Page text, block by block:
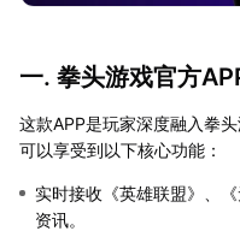
一. 拳头游戏官方
这款APP是玩家深度融入拳
可以享受到以下核心功能：
实时接收《英雄联盟》、
资讯。